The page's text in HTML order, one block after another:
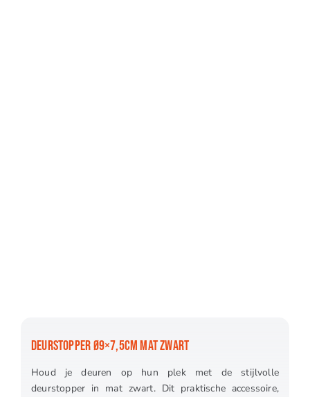
DEURSTOPPER Ø9×7,5CM MAT ZWART
Houd je deuren op hun plek met de stijlvolle
deurstopper in mat zwart. Dit praktische accessoire,